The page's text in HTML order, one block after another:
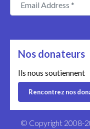
Nos donateurs
Ils nous soutiennent
Rencontrez nos
© Copyright 2008-